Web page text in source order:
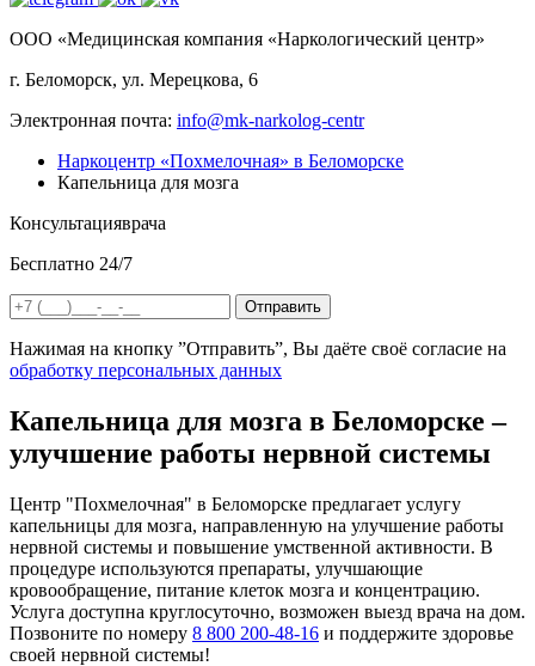
ООО «Медицинская компания «Наркологический центр»
г. Беломорск, ул. Мерецкова, 6
Электронная почта: info@mk-narkolog-centr
Наркоцентр «Похмелочная» в Беломорске
Капельница для мозга
Консультацияврача
Бесплатно 24/7
Отправить
Нажимая на кнопку ”Отправить”, Вы даёте своё согласие на
обработку персональных данных
Капельница для мозга в Беломорске –
улучшение работы нервной системы
Центр "Похмелочная" в Беломорске предлагает услугу
капельницы для мозга, направленную на улучшение работы
нервной системы и повышение умственной активности. В
процедуре используются препараты, улучшающие
кровообращение, питание клеток мозга и концентрацию.
Услуга доступна круглосуточно, возможен выезд врача на дом.
Позвоните по номеру 8 800 200-48-16 и поддержите здоровье
своей нервной системы!